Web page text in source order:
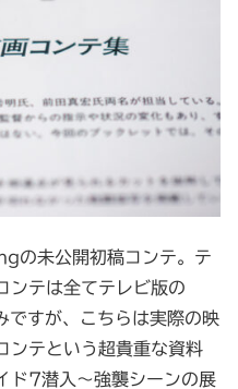
の未公開初稿コンテ。テ
ンテは全てテレビ版の
すが、こちらは実際の映
ンテという超貴重な資料
ド7潜入～強襲シーンの展